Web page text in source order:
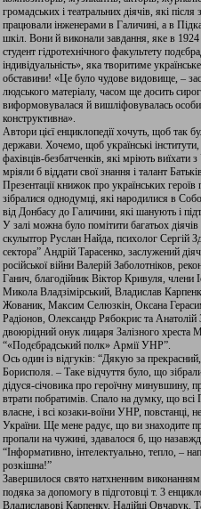
громадських і театральних діячів, які
працювали інженерами в Галичині, а в
шкіл. Вони й виконали завдання, яке в
студент гідротехнічного факультету
індивідуальність», яка творитиме
обставини! «Це було чудове видовище, –
людського матеріалу, часом ще досить
виформовувалася й вишліфовувалась
конструктивна».
Автори цієї енциклопедії хочуть, щоб так
держави. Хочемо, щоб українські
фахівців-безбатченків, які мріють виїхати
мріяли б віддати свої знання і талант
Презентації книжок про українських
зібралися однодумці, які народилися в
від Донбасу до Галичини, які шанують і
У залі можна було помітити багатьох
скульптор Руслан Найда, психолог Сергій
сектора” Андрій Тарасенко, заслужений
російської війни Валерій Заболотніков,
Ганич, благодійник Віктор Кривуля,
Микола Владзімірський, Владислав
Жованик, Максим Селюзкін, Оксана
Радіонов, Олександр Рябокрис та Анатолій
двоюрідний онук лицаря Залізного хреста
“«Подєбрадський полк» Армії УНР”.
Ось один із відгуків: “Дякую за
Борисполя. – Таке відчуття було, що
дідуся-січовика про героїчну минувшину,
втрати побратимів. Спало на думку, що всі
власне, і всі козаки-воїни УНР, повстанці,
України. Ще мене радує, що ви знаходите
пропали на чужині, здавалося б, що
“Інформативно, інтелектуально, тепло, –
розкішна!”
Завершилося свято натхненним виконанням
подяка за допомогу в підготовці т. 3
Владиславові Карпенку, Надійці Овчарук,